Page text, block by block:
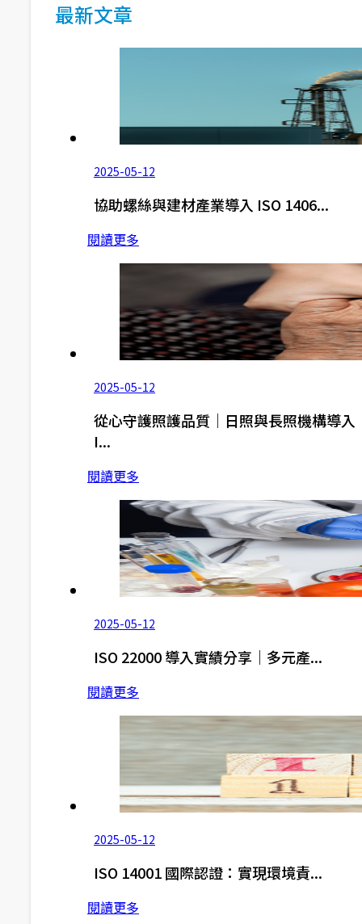
最新文章
2025-05-12
協助螺絲與建材產業導入 ISO 1406...
閱讀更多
2025-05-12
從心守護照護品質｜日照與長照機構導入
I...
閱讀更多
2025-05-12
ISO 22000 導入實績分享｜多元產...
閱讀更多
2025-05-12
ISO 14001 國際認證：實現環境責...
閱讀更多